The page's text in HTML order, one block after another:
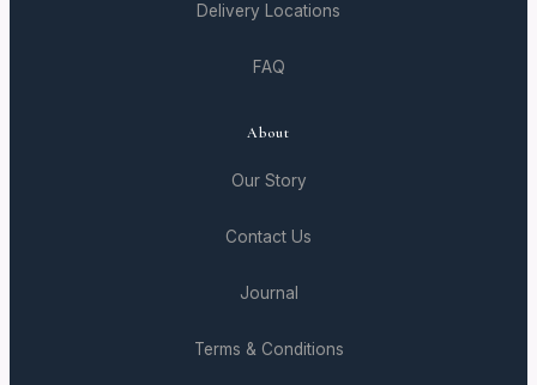
Delivery Locations
FAQ
About
Our Story
Contact Us
Journal
Terms & Conditions